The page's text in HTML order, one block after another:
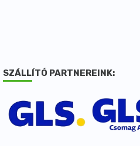
SZÁLLÍTÓ PARTNEREINK: